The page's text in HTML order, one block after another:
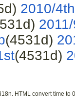
2010/
(4531d)
(4531d)
HTML convert time to